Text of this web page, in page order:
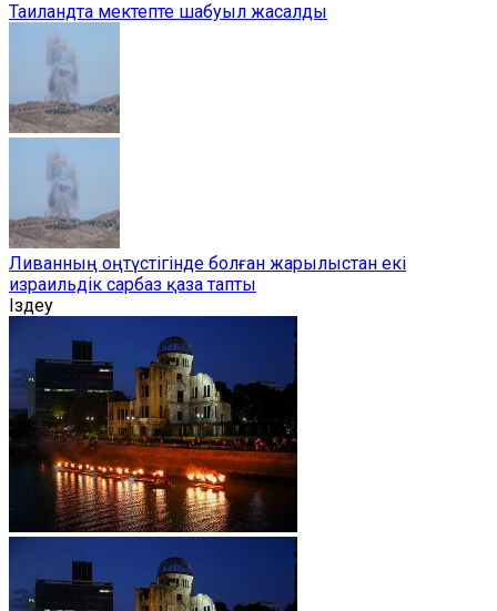
Таиландта мектепте шабуыл жасалды
Ливанның оңтүстігінде болған жарылыстан екі
израильдік сарбаз қаза тапты
Іздеу